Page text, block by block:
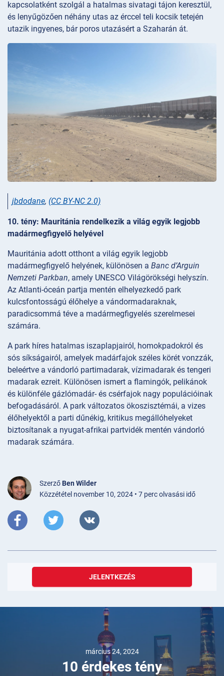
kapcsolatként szolgál a hatalmas sivatagi tájon keresztül,
és lenyűgözően néhány utas az érccel teli kocsik tetején
utazik ingyenes, bár poros utazásért a Szaharán át.
jbdodane, (CC BY-NC 2.0)
10. tény: Mauritánia rendelkezik a világ egyik legjobb
madármegfigyelő helyével
Mauritánia adott otthont a világ egyik legjobb
madármegfigyelő helyének, különösen a Banc d’Arguin
Nemzeti Parkban, amely UNESCO Világörökségi helyszín.
Az Atlanti-óceán partja mentén elhelyezkedő park
kulcsfontosságú élőhelye a vándormadaraknak,
paradicsommá téve a madármegfigyelés szerelmesei
számára.
A park híres hatalmas iszaplapjairól, homokpadokról és
sós síkságairól, amelyek madárfajok széles körét vonzzák,
beleértve a vándorló partimadarak, vízimadarak és tengeri
madarak ezreit. Különösen ismert a flamingók, pelikánok
és különféle gázlómadár- és csérfajok nagy populációinak
befogadásáról. A park változatos ökoszisztémái, a vizes
élőhelyektől a parti dűnékig, kritikus megállóhelyeket
biztosítanak a nyugat-afrikai partvidék mentén vándorló
madarak számára.
Szerző Ben Wilder
Közzététel november 10, 2024 • 7 perc olvasási idő
JELENTKEZÉS
március 24, 2024
10 érdekes tény